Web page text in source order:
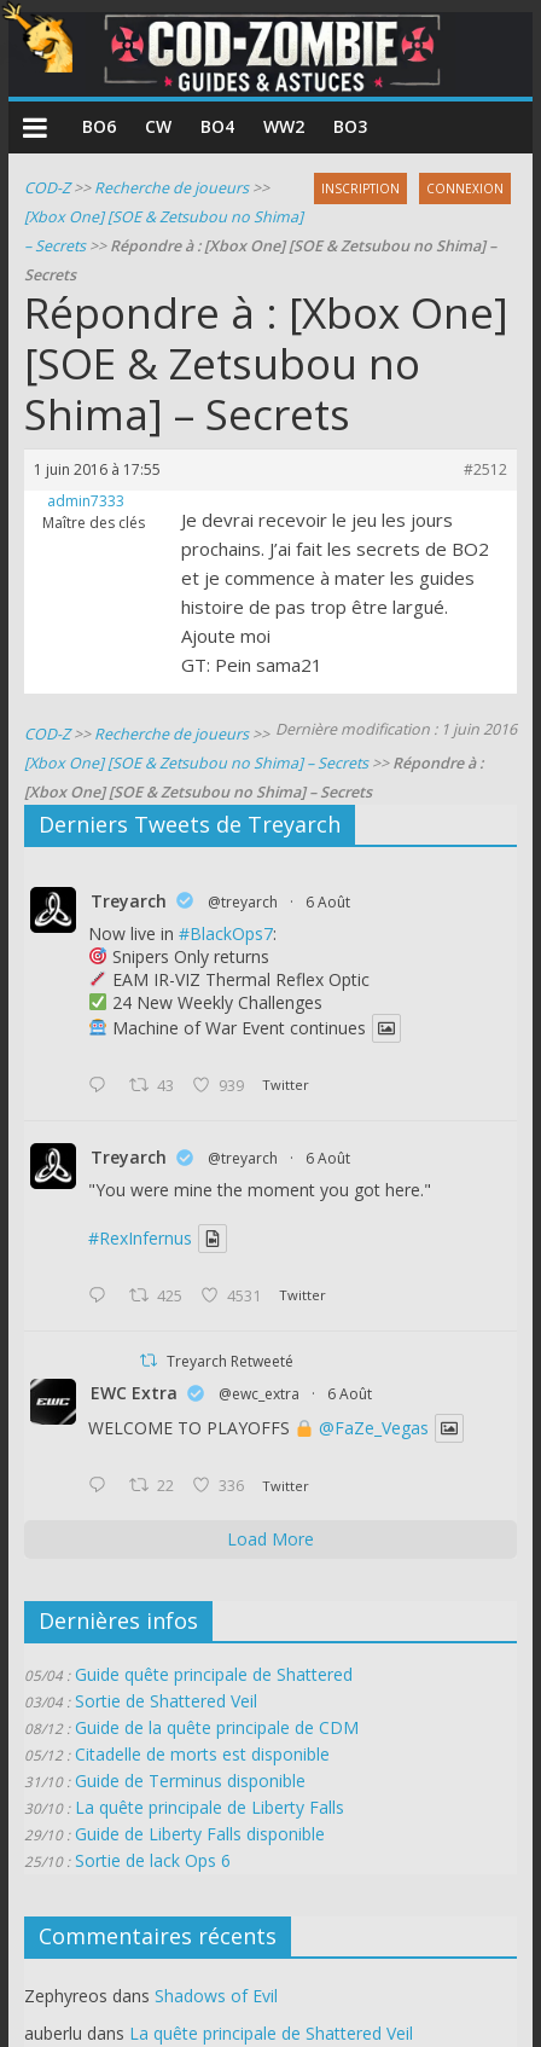
COD
Zombie
Guides
et
astuces
pour
le
mode
zombie
de
Call
Duty
BO6 CW BO4 WW2 BO3
INSCRIPTION CONNEXION
COD-Z>>Recherche de joueurs>>
[Xbox One] [SOE & Zetsubou no Shima]
– Secrets>>Répondre à : [Xbox One] [SOE & Zetsubou no Shima] –
Secrets
Répondre à : [Xbox One]
[SOE & Zetsubou no
Shima] – Secrets
1 juin 2016 à 17:55
#2512
admin7333
Maître des clés
Je devrai recevoir le jeu les jours
prochains. J’ai fait les secrets de BO2
et je commence à mater les guides
histoire de pas trop être largué.
Ajoute moi
GT: Pein sama21
Dernière modification : 1 juin 2016
COD-Z>>Recherche de joueurs>>
[Xbox One] [SOE & Zetsubou no Shima] – Secrets>>Répondre à :
[Xbox One] [SOE & Zetsubou no Shima] – Secrets
Derniers Tweets de Treyarch
Treyarch @treyarch · 6 Août
Now live in #BlackOps7:
Snipers Only returns
EAM IR-VIZ Thermal Reflex Optic
24 New Weekly Challenges
Machine of War Event continues
43 939 Twitter
Treyarch @treyarch · 6 Août
"You were mine the moment you got here."
#RexInfernus
425 4531 Twitter
Treyarch Retweeté
EWC Extra @ewc_extra · 6 Août
WELCOME TO PLAYOFFS @FaZe_Vegas
22 336 Twitter
Load More
Dernières infos
05/04 : Guide quête principale de Shattered
03/04 : Sortie de Shattered Veil
08/12 : Guide de la quête principale de CDM
05/12 : Citadelle de morts est disponible
31/10 : Guide de Terminus disponible
30/10 : La quête principale de Liberty Falls
29/10 : Guide de Liberty Falls disponible
25/10 : Sortie de lack Ops 6
Commentaires récents
Zephyreos dans Shadows of Evil
auberlu dans La quête principale de Shattered Veil